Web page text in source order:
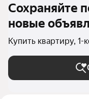
Сохраняйте
новые
Купить квартиру,